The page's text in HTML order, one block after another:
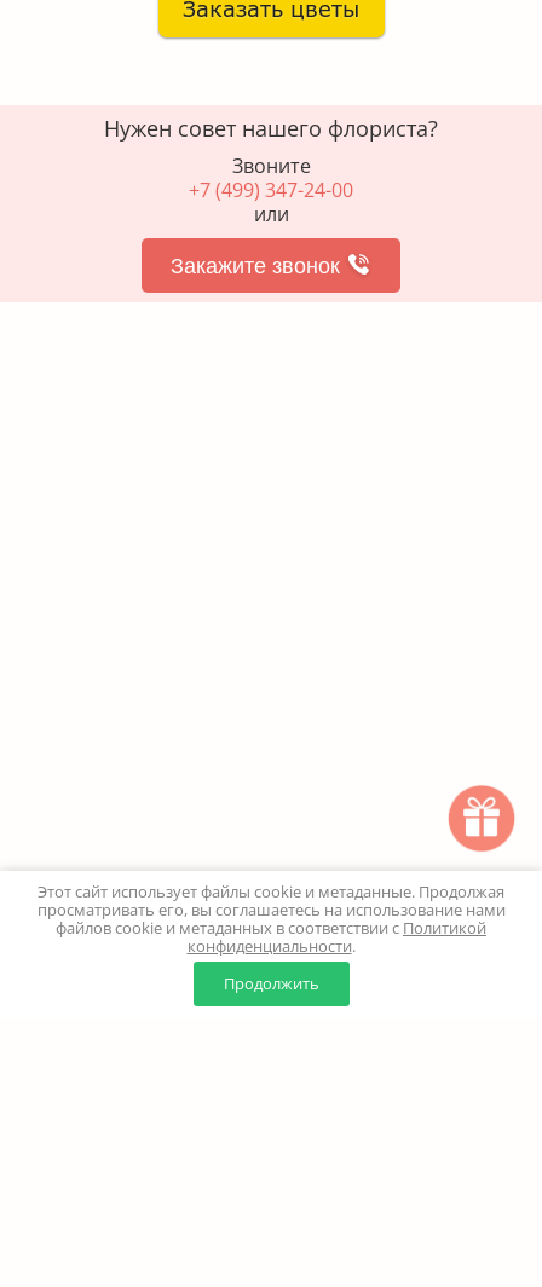
Нужен совет нашего флориста?
Звоните
+7 (499) 347-24-00
или
Закажите звонок
0
Корзина
Этот сайт использует файлы cookie и метаданные. Продолжая
просматривать его, вы соглашаетесь на использование нами
файлов cookie и метаданных в соответствии с Политикой
конфиденциальности.
Продолжить